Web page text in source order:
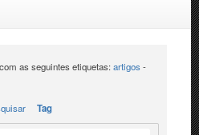
as seguintes etiquetas:artigos-
Tag